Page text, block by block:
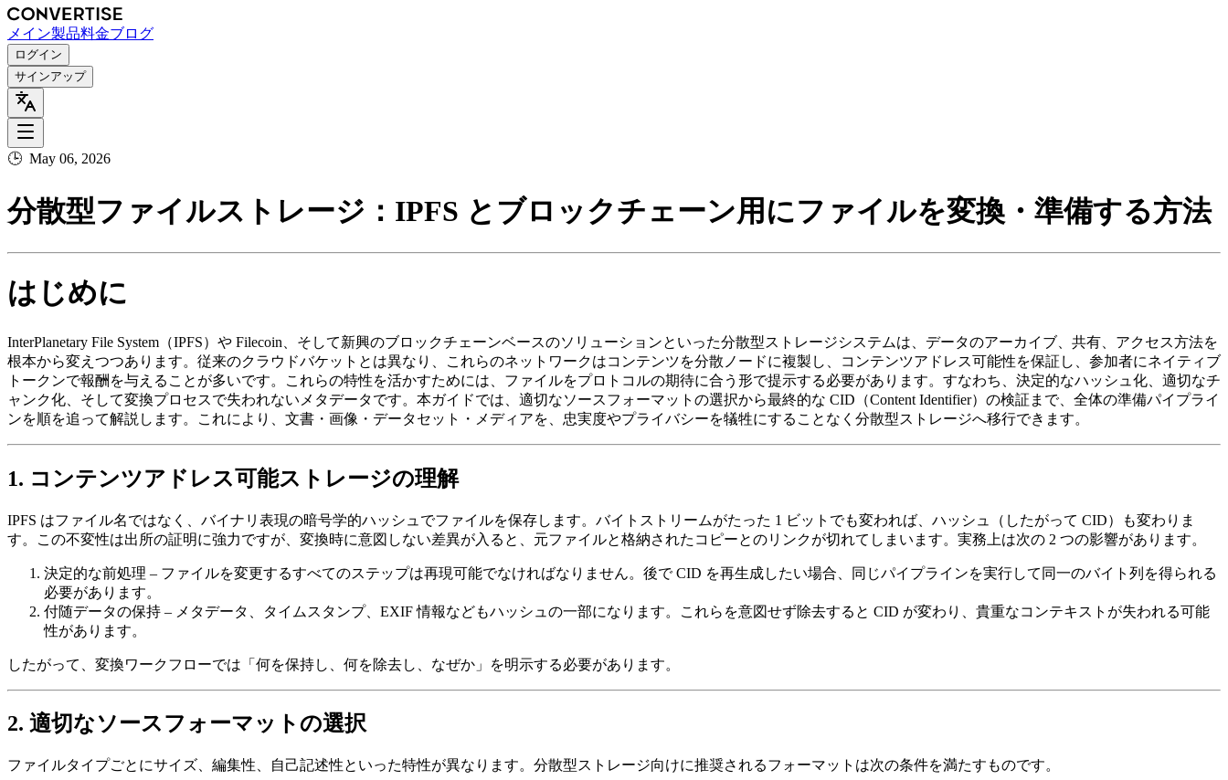
メイン製品料金ブログ
ログイン
サインアップ
🕒 May 06, 2026
分散型ファイルストレージ：IPFS とブロックチェーン用にファイルを変換・準備する方法
はじめに
InterPlanetary File System（IPFS）や Filecoin、そして新興のブロックチェーンベースのソリューションといった分散型ストレージシステムは、データのアーカイブ、共有、アクセス方法を
根本から変えつつあります。従来のクラウドバケットとは異なり、これらのネットワークはコンテンツを分散ノードに複製し、コンテンツアドレス可能性を保証し、参加者にネイティブ
トークンで報酬を与えることが多いです。これらの特性を活かすためには、ファイルをプロトコルの期待に合う形で提示する必要があります。すなわち、決定的なハッシュ化、適切なチ
ャンク化、そして変換プロセスで失われないメタデータです。本ガイドでは、適切なソースフォーマットの選択から最終的な CID（Content Identifier）の検証まで、全体の準備パイプライ
ンを順を追って解説します。これにより、文書・画像・データセット・メディアを、忠実度やプライバシーを犠牲にすることなく分散型ストレージへ移行できます。
1. コンテンツアドレス可能ストレージの理解
IPFS はファイル名ではなく、バイナリ表現の暗号学的ハッシュでファイルを保存します。バイトストリームがたった 1 ビットでも変われば、ハッシュ（したがって CID）も変わりま
す。この不変性は出所の証明に強力ですが、変換時に意図しない差異が入ると、元ファイルと格納されたコピーとのリンクが切れてしまいます。実務上は次の 2 つの影響があります。
決定的な前処理 – ファイルを変更するすべてのステップは再現可能でなければなりません。後で CID を再生成したい場合、同じパイプラインを実行して同一のバイト列を得られる
必要があります。
付随データの保持 – メタデータ、タイムスタンプ、EXIF 情報などもハッシュの一部になります。これらを意図せず除去すると CID が変わり、貴重なコンテキストが失われる可能
性があります。
したがって、変換ワークフローでは「何を保持し、何を除去し、なぜか」を明示する必要があります。
2. 適切なソースフォーマットの選択
ファイルタイプごとにサイズ、編集性、自己記述性といった特性が異なります。分散型ストレージ向けに推奨されるフォーマットは次の条件を満たすものです。